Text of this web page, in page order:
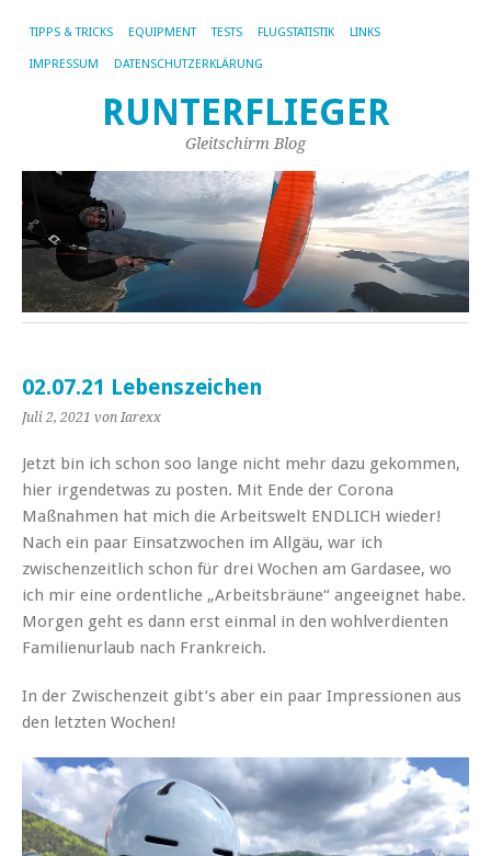
TIPPS & TRICKS EQUIPMENT TESTS FLUGSTATISTIK LINKS
IMPRESSUM DATENSCHUTZERKLÄRUNG
RUNTERFLIEGER
Gleitschirm Blog
02.07.21 Lebenszeichen
Juli 2, 2021 von Iarexx
Jetzt bin ich schon soo lange nicht mehr dazu gekommen,
hier irgendetwas zu posten. Mit Ende der Corona
Maßnahmen hat mich die Arbeitswelt ENDLICH wieder!
Nach ein paar Einsatzwochen im Allgäu, war ich
zwischenzeitlich schon für drei Wochen am Gardasee, wo
ich mir eine ordentliche „Arbeitsbräune“ angeeignet habe.
Morgen geht es dann erst einmal in den wohlverdienten
Familienurlaub nach Frankreich.
In der Zwischenzeit gibt’s aber ein paar Impressionen aus
den letzten Wochen!